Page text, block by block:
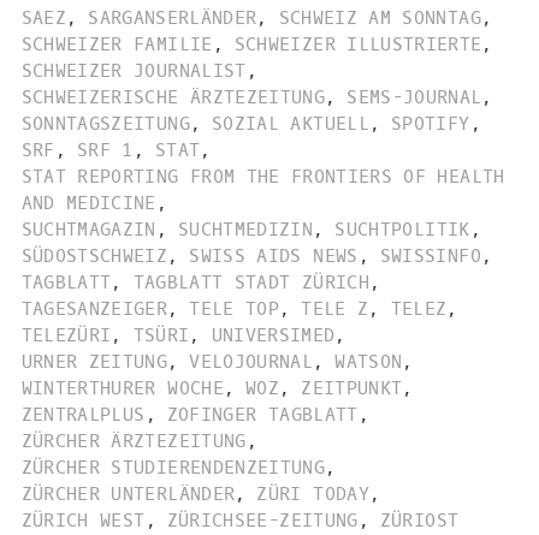
SAEZ , SARGANSERLÄNDER, SCHWEIZ AM SONNTAG,
SCHWEIZER FAMILIE , SCHWEIZER ILLUSTRIERTE ,
SCHWEIZER JOURNALIST ,
SCHWEIZERISCHE ÄRZTEZEITUNG, SEMS-JOURNAL ,
SONNTAGSZEITUNG, SOZIAL AKTUELL , SPOTIFY ,
SRF , SRF 1 , STAT,
STAT REPORTING FROM THE FRONTIERS OF HEALTH
AND MEDICINE ,
SUCHTMAGAZIN , SUCHTMEDIZIN , SUCHTPOLITIK ,
SÜDOSTSCHWEIZ , SWISS AIDS NEWS , SWISSINFO ,
TAGBLATT, TAGBLATT STADT ZÜRICH ,
TAGESANZEIGER, TELE TOP, TELE Z , TELEZ ,
TELEZÜRI , TSÜRI , UNIVERSIMED ,
URNER ZEITUNG, VELOJOURNAL , WATSON ,
WINTERTHURER WOCHE , WOZ , ZEITPUNKT,
ZENTRALPLUS , ZOFINGER TAGBLATT ,
ZÜRCHER ÄRZTEZEITUNG ,
ZÜRCHER STUDIERENDENZEITUNG,
ZÜRCHER UNTERLÄNDER, ZÜRI TODAY,
ZÜRICH WEST , ZÜRICHSEE-ZEITUNG , ZÜRIOST